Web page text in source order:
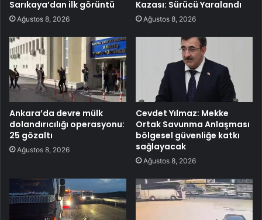
Sarıkaya’dan ilk görüntü
Ağustos 8, 2026
Kazası: Sürücü Yaralandı
Ağustos 8, 2026
Ankara’da devre mülk
dolandırıcılığı operasyonu:
25 gözaltı
Ağustos 8, 2026
Cevdet Yılmaz: Mekke
Ortak Savunma Anlaşması
bölgesel güvenliğe katkı
sağlayacak
Ağustos 8, 2026